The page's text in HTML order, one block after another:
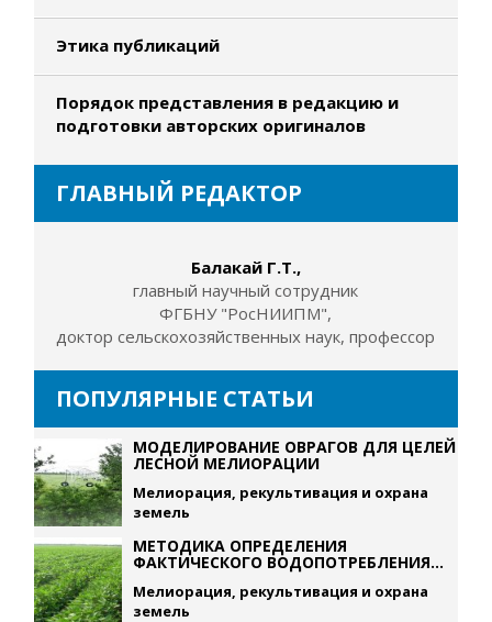
Этика публикаций
Порядок представления в редакцию и
подготовки авторских оригиналов
ГЛАВНЫЙ РЕДАКТОР
Балакай Г.Т.,
главный научный сотрудник
ФГБНУ "РосНИИПМ",
доктор сельскохозяйственных наук, профессор
ПОПУЛЯРНЫЕ СТАТЬИ
МОДЕЛИРОВАНИЕ ОВРАГОВ ДЛЯ ЦЕЛЕЙ
ЛЕСНОЙ МЕЛИОРАЦИИ
Мелиорация, рекультивация и охрана
земель
МЕТОДИКА ОПРЕДЕЛЕНИЯ
ФАКТИЧЕСКОГО ВОДОПОТРЕБЛЕНИЯ...
Мелиорация, рекультивация и охрана
земель